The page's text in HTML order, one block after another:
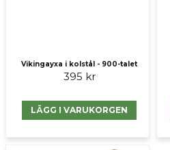
Vikingayxa i kolstål - 900-talet
395 kr
LÄGG I VARUKORGEN